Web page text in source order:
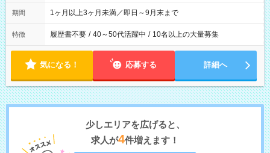
期間 1ヶ月以上3ヶ月未満／即日～9月末まで
特徴 履歴書不要 / 40～50代活躍中 / 10名以上の大量募集
気になる！ 応募する 詳細へ
少しエリアを広げると、
求人が4件増えます！